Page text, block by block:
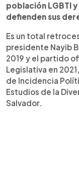
población LGBTI
defienden sus
Es un total
presidente Nayib
2019 y el partido
Legislativa en
de Incidencia
Estudios de la
Salvador.